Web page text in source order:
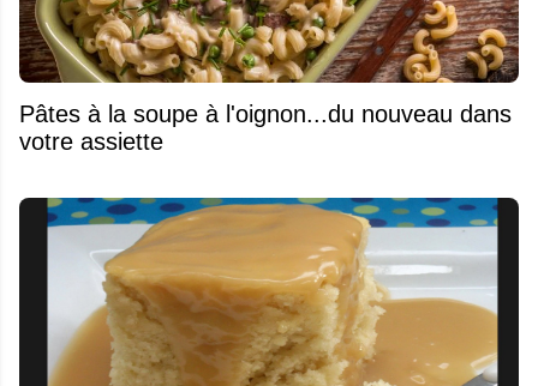
Pâtes à la soupe à l'oignon...du nouveau dans
votre assiette